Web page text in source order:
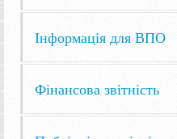
Інформація для ВПО
Фінансова звітність